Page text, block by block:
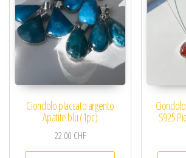
Ciondolo placcato argento
Apatite blu (1pc)
22.00 CHF
S925